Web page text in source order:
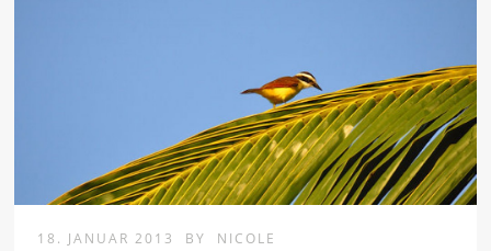
18. JANUAR 2013 BY NICOLE